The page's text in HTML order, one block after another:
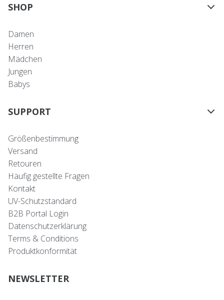
SHOP
Damen
Herren
Mädchen
Jungen
Babys
SUPPORT
Größenbestimmung
Versand
Retouren
Häufig gestellte Fragen
Kontakt
UV-Schutzstandard
B2B Portal Login
Datenschutzerklärung
Terms & Conditions
Produktkonformität
NEWSLETTER